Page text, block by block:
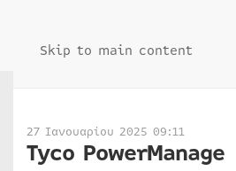
Skip to main content
27 Ιανουαρίου 2025 09:11
Tyco PowerManage